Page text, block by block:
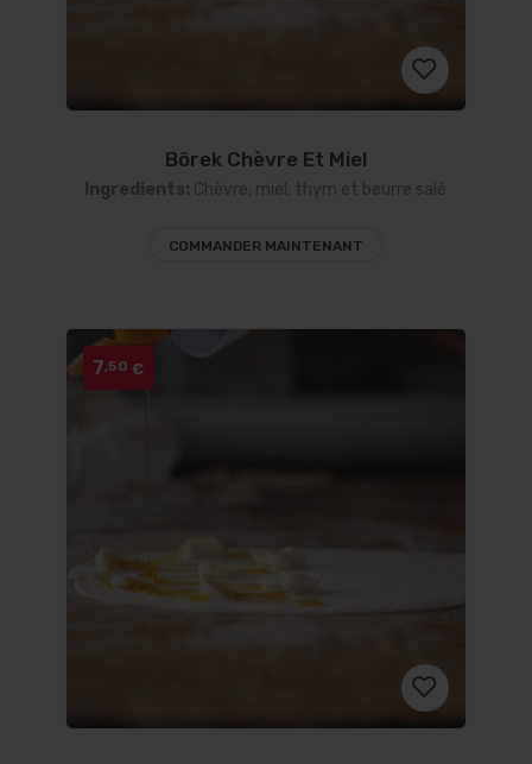
Börek Chèvre Et Miel
Ingredients: Chèvre, miel, thym et beurre salé
COMMANDER MAINTENANT
7,50 €